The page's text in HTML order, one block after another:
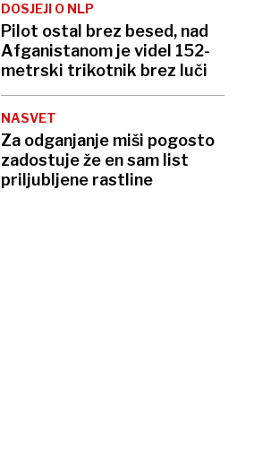
DOSJEJI O NLP
Pilot ostal brez besed, nad
Afganistanom je videl 152-
metrski trikotnik brez luči
NASVET
Za odganjanje miši pogosto
zadostuje že en sam list
priljubljene rastline